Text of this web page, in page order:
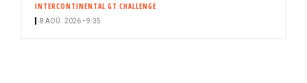
INTERCONTINENTAL GT CHALLENGE
8 AOÛ. 2026 • 9:35